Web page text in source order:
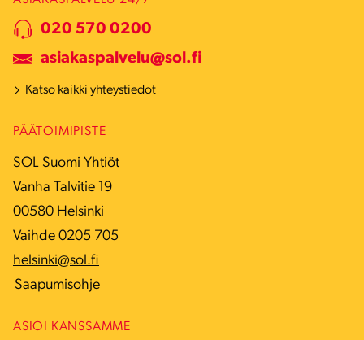
020 570 0200
asiakaspalvelu@sol.fi
Katso kaikki yhteystiedot
PÄÄTOIMIPISTE
SOL Suomi Yhtiöt
Vanha Talvitie 19
00580 Helsinki
Vaihde 0205 705
helsinki@sol.fi
Saapumisohje
ASIOI KANSSAMME